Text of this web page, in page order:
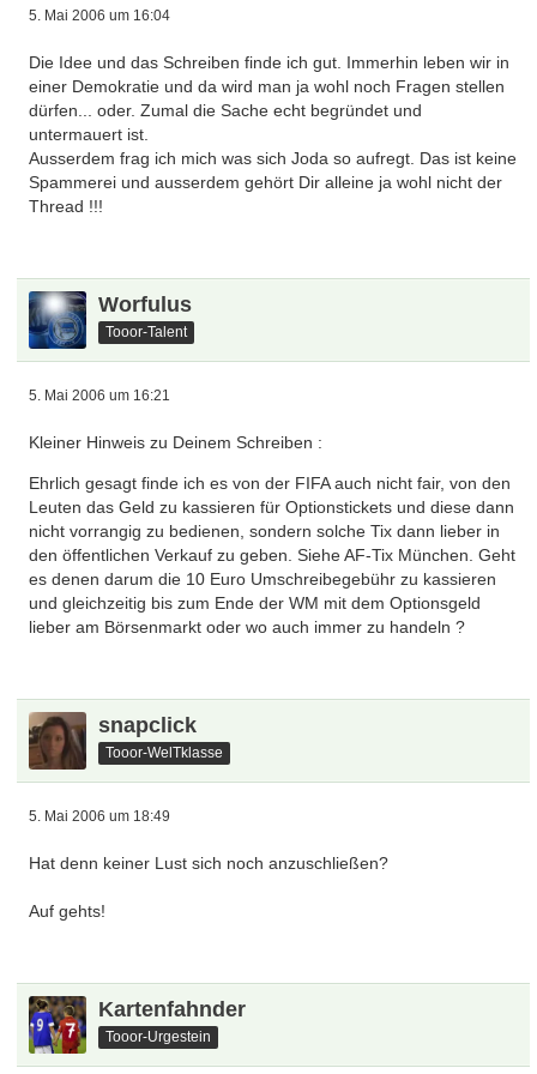
5. Mai 2006 um 16:04
Die Idee und das Schreiben finde ich gut. Immerhin leben wir in
einer Demokratie und da wird man ja wohl noch Fragen stellen
dürfen... oder. Zumal die Sache echt begründet und
untermauert ist.
Ausserdem frag ich mich was sich Joda so aufregt. Das ist keine
Spammerei und ausserdem gehört Dir alleine ja wohl nicht der
Thread !!!
Worfulus
Tooor-Talent
5. Mai 2006 um 16:21
Kleiner Hinweis zu Deinem Schreiben :
Ehrlich gesagt finde ich es von der FIFA auch nicht fair, von den
Leuten das Geld zu kassieren für Optionstickets und diese dann
nicht vorrangig zu bedienen, sondern solche Tix dann lieber in
den öffentlichen Verkauf zu geben. Siehe AF-Tix München. Geht
es denen darum die 10 Euro Umschreibegebühr zu kassieren
und gleichzeitig bis zum Ende der WM mit dem Optionsgeld
lieber am Börsenmarkt oder wo auch immer zu handeln ?
snapclick
Tooor-WelTklasse
5. Mai 2006 um 18:49
Hat denn keiner Lust sich noch anzuschließen?
Auf gehts!
Kartenfahnder
Tooor-Urgestein